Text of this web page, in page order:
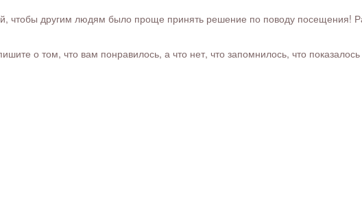
чтобы другим людям было проще принять решение по поводу посещения!
о том, что вам понравилось, а что нет, что запомнилось, что